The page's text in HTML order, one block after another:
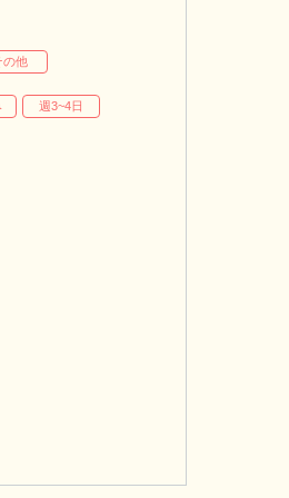
の他
週3~4日